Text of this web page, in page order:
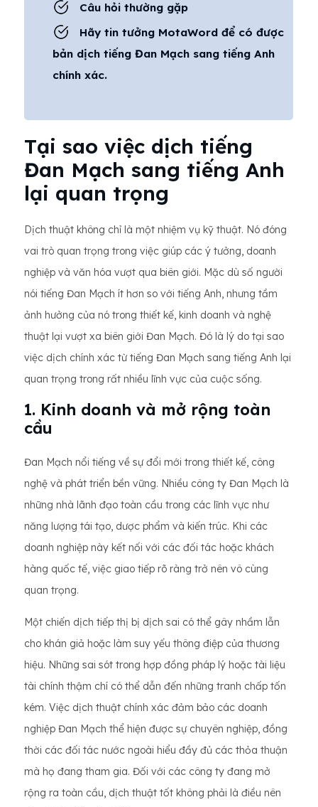
Câu hỏi thường gặp
Hãy tin tưởng MotaWord để có được
bản dịch tiếng Đan Mạch sang tiếng Anh
chính xác.
Tại sao việc dịch tiếng
Đan Mạch sang tiếng Anh
lại quan trọng
Dịch thuật không chỉ là một nhiệm vụ kỹ thuật. Nó đóng
vai trò quan trọng trong việc giúp các ý tưởng, doanh
nghiệp và văn hóa vượt qua biên giới. Mặc dù số người
nói tiếng Đan Mạch ít hơn so với tiếng Anh, nhưng tầm
ảnh hưởng của nó trong thiết kế, kinh doanh và nghệ
thuật lại vượt xa biên giới Đan Mạch. Đó là lý do tại sao
việc dịch chính xác từ tiếng Đan Mạch sang tiếng Anh lại
quan trọng trong rất nhiều lĩnh vực của cuộc sống.
1. Kinh doanh và mở rộng toàn
cầu
Đan Mạch nổi tiếng về sự đổi mới trong thiết kế, công
nghệ và phát triển bền vững. Nhiều công ty Đan Mạch là
những nhà lãnh đạo toàn cầu trong các lĩnh vực như
năng lượng tái tạo, dược phẩm và kiến ​​trúc. Khi các
doanh nghiệp này kết nối với các đối tác hoặc khách
hàng quốc tế, việc giao tiếp rõ ràng trở nên vô cùng
quan trọng.
Một chiến dịch tiếp thị bị dịch sai có thể gây nhầm lẫn
cho khán giả hoặc làm suy yếu thông điệp của thương
hiệu. Những sai sót trong hợp đồng pháp lý hoặc tài liệu
tài chính thậm chí có thể dẫn đến những tranh chấp tốn
kém. Việc dịch thuật chính xác đảm bảo các doanh
nghiệp Đan Mạch thể hiện được sự chuyên nghiệp, đồng
thời các đối tác nước ngoài hiểu đầy đủ các thỏa thuận
mà họ đang tham gia. Đối với các công ty đang mở
rộng ra toàn cầu, dịch thuật tốt không phải là điều nên